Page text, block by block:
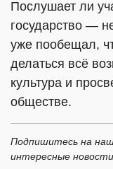
Послушает ли
государство —
уже пообещал,
делаться всё
культура и
обществе.
Подпишитесь на
интересные